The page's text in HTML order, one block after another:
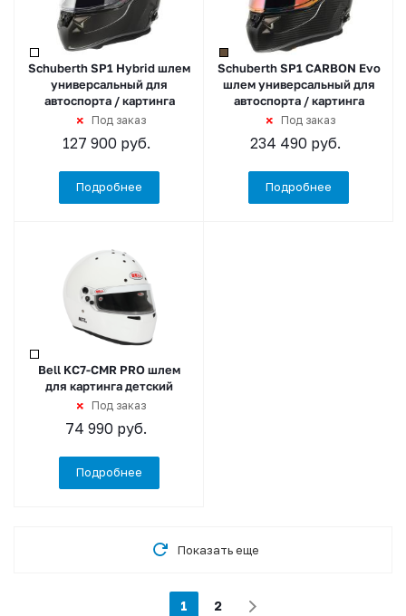
Schuberth SP1 Hybrid шлем
универсальный для
автоспорта / картинга
Под заказ
127 900руб.
Подробнее
Schuberth SP1 CARBON Evo
шлем универсальный для
автоспорта / картинга
Под заказ
234 490 руб.
Подробнее
Bell KC7-CMR PRO шлем
для картинга детский
Под заказ
74 990 руб.
Подробнее
Показать еще
1 2